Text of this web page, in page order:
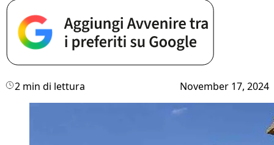
2 min di lettura November 17, 2024